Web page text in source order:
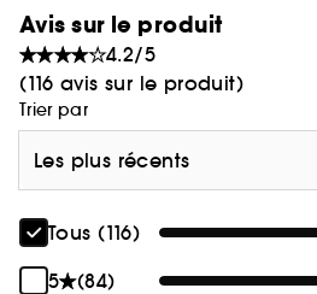
Avis sur le produit
4.2/5
(116 avis sur le produit)
Trier par
Les plus récents
Tous (116)
5
(84)